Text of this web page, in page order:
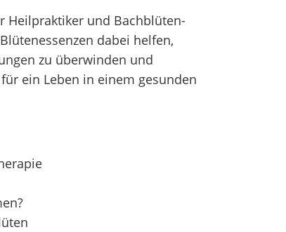
Heilpraktiker und Bachblüten-
dabei helfen,
zu überwinden und
ein Leben in einem gesunden